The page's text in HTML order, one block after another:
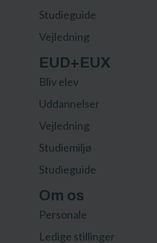
Studieguide
Vejledning
EUD+EUX
Bliv elev
Uddannelser
Vejledning
Studiemiljø
Studieguide
Om os
Personale
Ledige stillinger